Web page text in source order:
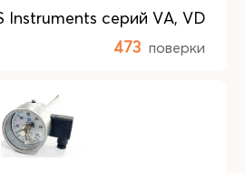
Instruments серий VA, VD
473 поверки